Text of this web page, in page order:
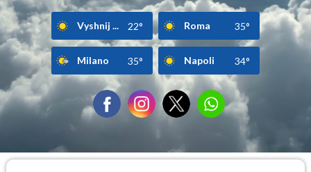
Vyshnij ... 22° Roma 35°
Milano 35° Napoli 34°